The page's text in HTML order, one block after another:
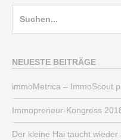
NEUESTE BEITRÄGE
immoMetrica – ImmoScout
Immopreneur-Kongress
Der kleine Hai taucht wieder